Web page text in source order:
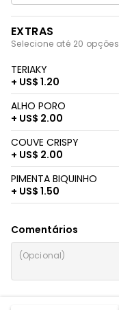
EXTRAS
Selecione até 20 opções
TERIAKY
+ US$ 1.20
ALHO PORO
+ US$ 2.00
COUVE CRISPY
+ US$ 2.00
PIMENTA BIQUINHO
+ US$ 1.50
Comentários